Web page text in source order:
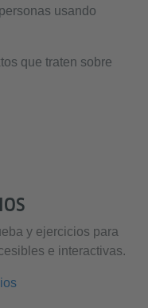
usando
que traten sobre
y ejercicios para
e interactivas.